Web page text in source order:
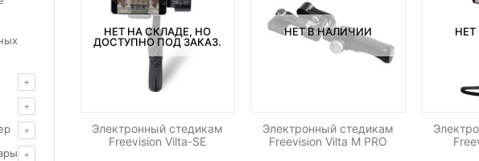
НЕТ НА СКЛАДЕ, НО
ДОСТУПНО ПОД ЗАКАЗ.
Электронный стедикам
Freevision Vilta-SE
НЕТ В НАЛИЧИИ
Электронный стедикам
Freevision Vilta M PRO